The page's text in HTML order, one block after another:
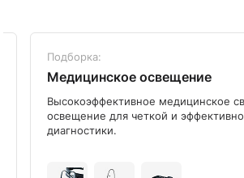
Подборка:
Медицинское освещение
Высокоэффективное медицинское
освещение для четкой и
диагностики.